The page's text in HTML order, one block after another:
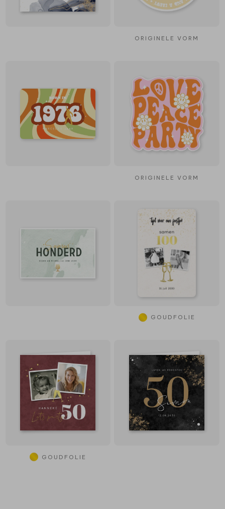
ORIGINELE VORM
ORIGINELE VORM
GOUDFOLIE
GOUDFOLIE